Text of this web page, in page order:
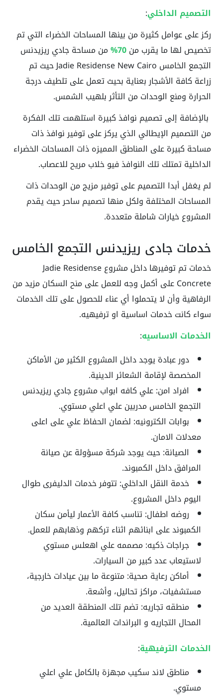
التصميم الداخلي:
ركز على عوامل كثيرة من بينها المساحات الخضراء التي تم
تخصيص لها ما يقرب من
من مساحة جادي ريزيدنس
التجمع الخامس Jadie Residense New Cairo حيث تم
زراعة كافة الأشجار بعناية بحيث تعمل على تلطيف درجة
الحرارة ومنع الوحدات من التأثر بلهيب الشمس.
بالإضافة إلى تصميم نوافذ كبيرة استلهمت تلك الفكرة
من التصميم الإيطالي الذي يركز على توفير نوافذ ذات
مساحة كبيرة على المناطق المميزه ذات المساحات الخضراء
الداخلية تمتلك تلك النوافذ فيو خلاب مريح للاعصاب.
لم يغفل أبدا التصميم على توفير مزيج من الوحدات ذات
المساحات المختلفة ولكل منها تصميم ساحر حيث يقدم
المشروع خيارات شاملة متعددة.
خدمات جادي ريزيدنس التجمع الخامس
خدمات تم توفيرها داخل مشروع Jadie Residense
Concrete على أكمل وجه للعمل على منح السكان مزيد من
الرفاهية وأن لا يتحملوا أي عناء للحصول على تلك الخدمات
سواء كانت خدمات اساسية او ترفيهيه.
الخدمات الاساسيه:
دور عبادة يوجد داخل المشروع الكثير من الأماكن
المخصصة لإقامة الشعائر الدينية.
افراد امن: علي كافه ابواب مشروع جادي ريزيدنس
التجمع الخامس مدربين علي اعلي مستوي.
بوابات الكترونيه: لضمان الحفاظ علي على اعلى
معدلات الامان.
الصيانة: حيث يوجد شركة مسؤولة عن صيانة
المرافق داخل الكمبوند.
خدمة النقل الداخلي: تتوفر خدمات الدليفرى طوال
اليوم داخل المشروع.
روضه اطفال: تناسب كافة الأعمار ليأمن سكان
الكمبوند على ابنائهم اثناء تركهم وذهابهم للعمل.
جراجات ذكيه: مصممه علي اهعلس مستوي
لاستيعاب عدد كبير من السيارات.
أماكن رعاية صحية: متنوعة ما بين عيادات خارجية،
مستشفيات، مراكز تحاليل، وأشعة.
منطقه تجاريه: تضم تلك المنطقة العديد من
المحال التجاريه و البراندات العالمية.
الخدمات الترفيهية:
مناطق لاند سكيب مجهزة بالكامل علي اعلي
مستوي.